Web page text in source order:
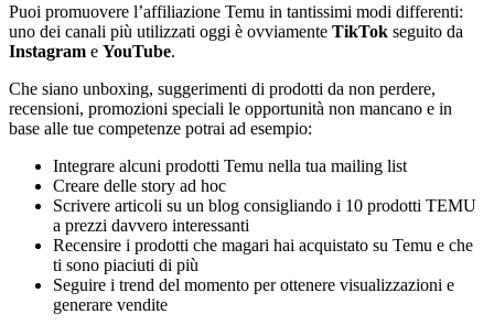
Puoi promuovere l’affiliazione Temu in tantissimi modi differenti:
uno dei canali più utilizzati oggi è ovviamente TikTok seguito da
Instagram e YouTube.
Che siano unboxing, suggerimenti di prodotti da non perdere,
recensioni, promozioni speciali le opportunità non mancano e in
base alle tue competenze potrai ad esempio:
Integrare alcuni prodotti Temu nella tua mailing list
Creare delle story ad hoc
Scrivere articoli su un blog consigliando i 10 prodotti TEMU
a prezzi davvero interessanti
Recensire i prodotti che magari hai acquistato su Temu e che
ti sono piaciuti di più
Seguire i trend del momento per ottenere visualizzazioni e
generare vendite